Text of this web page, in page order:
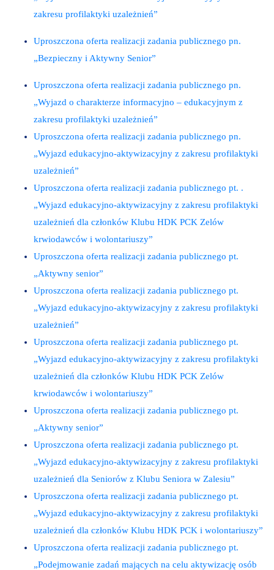
zakresu profilaktyki uzależnień”
Uproszczona oferta realizacji zadania publicznego pn.
„Bezpieczny i Aktywny Senior”
Uproszczona oferta realizacji zadania publicznego pn.
„Wyjazd o charakterze informacyjno – edukacyjnym z
zakresu profilaktyki uzależnień”
Uproszczona oferta realizacji zadania publicznego pn.
„Wyjazd edukacyjno-aktywizacyjny z zakresu profilaktyki
uzależnień”
Uproszczona oferta realizacji zadania publicznego pt. .
„Wyjazd edukacyjno-aktywizacyjny z zakresu profilaktyki
uzależnień dla członków Klubu HDK PCK Zelów
krwiodawców i wolontariuszy”
Uproszczona oferta realizacji zadania publicznego pt.
„Aktywny senior”
Uproszczona oferta realizacji zadania publicznego pt.
„Wyjazd edukacyjno-aktywizacyjny z zakresu profilaktyki
uzależnień”
Uproszczona oferta realizacji zadania publicznego pt.
„Wyjazd edukacyjno-aktywizacyjny z zakresu profilaktyki
uzależnień dla członków Klubu HDK PCK Zelów
krwiodawców i wolontariuszy”
Uproszczona oferta realizacji zadania publicznego pt.
„Aktywny senior”
Uproszczona oferta realizacji zadania publicznego pt.
„Wyjazd edukacyjno-aktywizacyjny z zakresu profilaktyki
uzależnień dla Seniorów z Klubu Seniora w Zalesiu”
Uproszczona oferta realizacji zadania publicznego pt.
„Wyjazd edukacyjno-aktywizacyjny z zakresu profilaktyki
uzależnień dla członków Klubu HDK PCK i wolontariuszy”
Uproszczona oferta realizacji zadania publicznego pt.
„Podejmowanie zadań mających na celu aktywizację osób